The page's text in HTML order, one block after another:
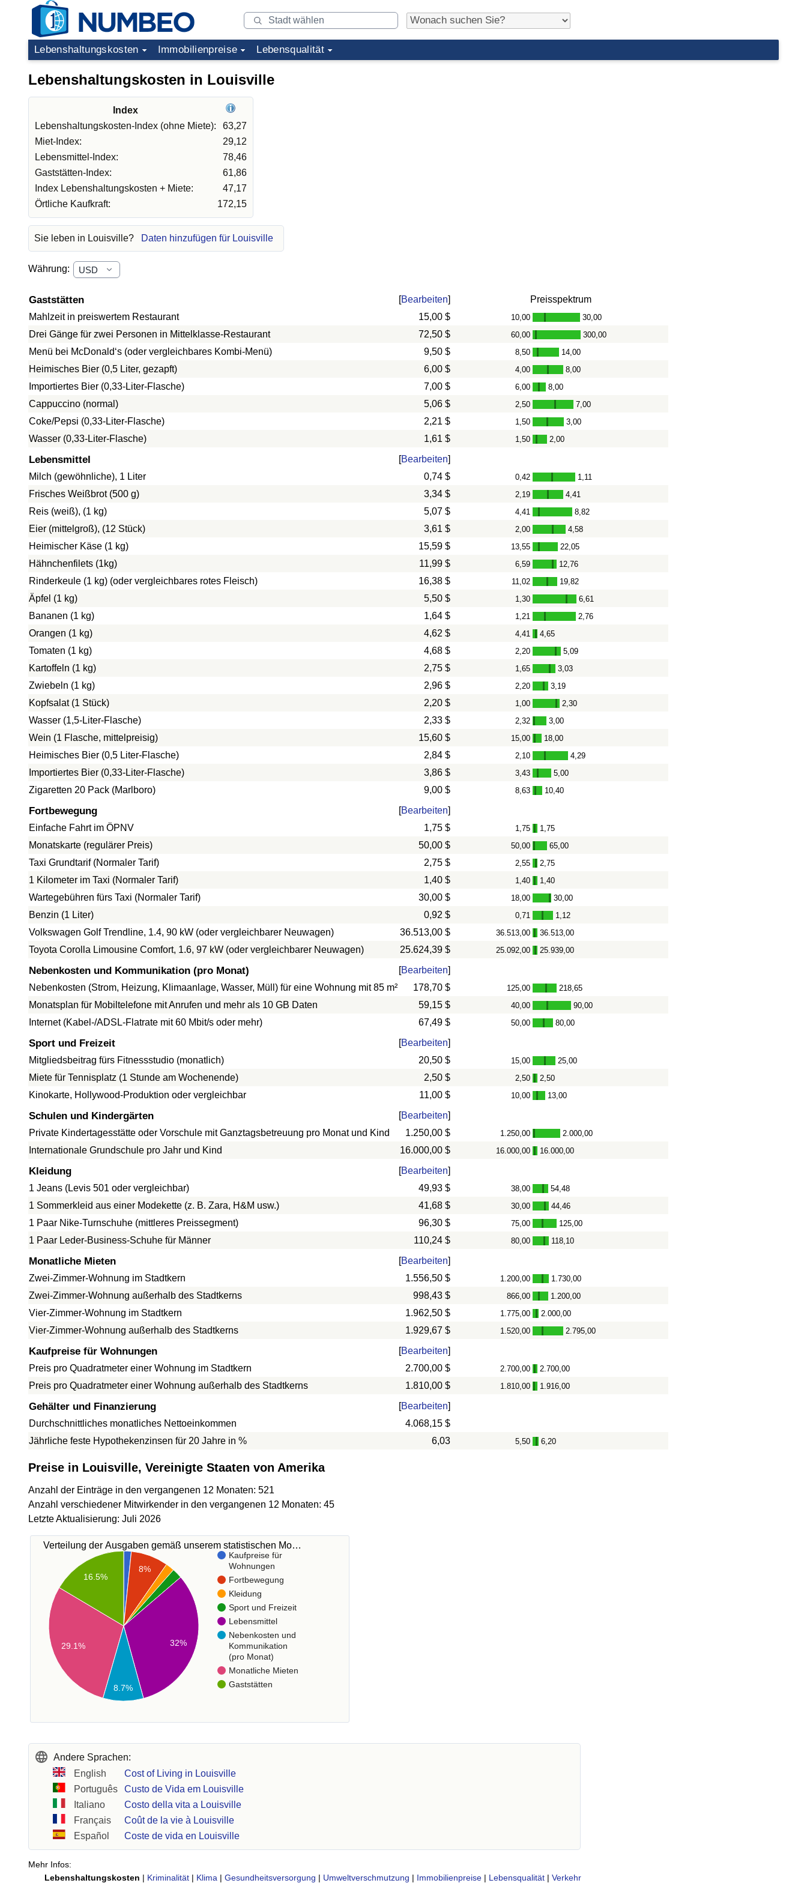
Lebenshaltungskosten Immobilienpreise Lebensqualität
Lebenshaltungskosten in Louisville
Index
Lebenshaltungskosten-Index (ohne Miete):
63,27
Miet-Index:
29,12
Lebensmittel-Index:
78,46
Gaststätten-Index:
61,86
Index Lebenshaltungskosten + Miete:
47,17
Örtliche Kaufkraft:
172,15
Sie leben in Louisville? Daten hinzufügen für Louisville
Währung:
Gaststätten [Bearbeiten]
Preisspektrum
Mahlzeit in preiswertem Restaurant
15,00 $ 10,00 - 30,00
Drei Gänge für zwei Personen in Mittelklasse-Restaurant 72,50 $ 60,00 - 300,00
Menü bei McDonald‘s (oder vergleichbares Kombi-Menü) 9,50 $ 8,50 - 14,00
Heimisches Bier (0,5 Liter, gezapft) 6,00 $ 4,00 - 8,00
Importiertes Bier (0,33-Liter-Flasche) 7,00 $ 6,00 - 8,00
Cappuccino (normal) 5,06 $ 2,50 - 7,00
Coke/Pepsi (0,33-Liter-Flasche) 2,21 $ 1,50 - 3,00
Wasser (0,33-Liter-Flasche) 1,61 $ 1,50 - 2,00
Lebensmittel [Bearbeiten]
Milch (gewöhnliche), 1 Liter
0,74 $ 0,42 - 1,11
Frisches Weißbrot (500 g) 3,34 $ 2,19 - 4,41
Reis (weiß), (1 kg) 5,07 $ 4,41 - 8,82
Eier (mittelgroß), (12 Stück) 3,61 $ 2,00 - 4,58
Heimischer Käse (1 kg) 15,59 $ 13,55 - 22,05
Hähnchenfilets (1kg) 11,99 $ 6,59 - 12,76
Rinderkeule (1 kg) (oder vergleichbares rotes Fleisch) 16,38 $ 11,02 - 19,82
Äpfel (1 kg) 5,50 $ 1,30 - 6,61
Bananen (1 kg) 1,64 $ 1,21 - 2,76
Orangen (1 kg) 4,62 $ 4,41 - 4,65
Tomaten (1 kg) 4,68 $ 2,20 - 5,09
Kartoffeln (1 kg) 2,75 $ 1,65 - 3,03
Zwiebeln (1 kg) 2,96 $ 2,20 - 3,19
Kopfsalat (1 Stück) 2,20 $ 1,00 - 2,30
Wasser (1,5-Liter-Flasche) 2,33 $ 2,32 - 3,00
Wein (1 Flasche, mittelpreisig) 15,60 $ 15,00 - 18,00
Heimisches Bier (0,5 Liter-Flasche) 2,84 $ 2,10 - 4,29
Importiertes Bier (0,33-Liter-Flasche) 3,86 $ 3,43 - 5,00
Zigaretten 20 Pack (Marlboro) 9,00 $ 8,63 - 10,40
Fortbewegung [Bearbeiten]
Einfache Fahrt im ÖPNV
1,75 $ 1,75 - 1,75
Monatskarte (regulärer Preis) 50,00 $ 50,00 - 65,00
Taxi Grundtarif (Normaler Tarif) 2,75 $ 2,55 - 2,75
1 Kilometer im Taxi (Normaler Tarif) 1,40 $ 1,40 - 1,40
Wartegebühren fürs Taxi (Normaler Tarif) 30,00 $ 18,00 - 30,00
Benzin (1 Liter) 0,92 $ 0,71 - 1,12
Volkswagen Golf Trendline, 1.4, 90 kW (oder vergleichbarer Neuwagen) 36.513,00 $ 36.513,00 - 36.513,00
Toyota Corolla Limousine Comfort, 1.6, 97 kW (oder vergleichbarer Neuwagen) 25.624,39 $ 25.092,00 - 25.939,00
Nebenkosten und Kommunikation (pro Monat) [Bearbeiten]
Nebenkosten (Strom, Heizung, Klimaanlage, Wasser, Müll) für eine Wohnung mit 85 m²
178,70 $ 125,00 - 218,65
Monatsplan für Mobiltelefone mit Anrufen und mehr als 10 GB Daten 59,15 $ 40,00 - 90,00
Internet (Kabel-/ADSL-Flatrate mit 60 Mbit/s oder mehr) 67,49 $ 50,00 - 80,00
Sport und Freizeit [Bearbeiten]
Mitgliedsbeitrag fürs Fitnessstudio (monatlich)
20,50 $ 15,00 - 25,00
Miete für Tennisplatz (1 Stunde am Wochenende) 2,50 $ 2,50 - 2,50
Kinokarte, Hollywood-Produktion oder vergleichbar 11,00 $ 10,00 - 13,00
Schulen und Kindergärten [Bearbeiten]
Private Kindertagesstätte oder Vorschule mit Ganztagsbetreuung pro Monat und Kind
1.250,00 $ 1.250,00 - 2.000,00
Internationale Grundschule pro Jahr und Kind 16.000,00 $ 16.000,00 - 16.000,00
Kleidung [Bearbeiten]
1 Jeans (Levis 501 oder vergleichbar)
49,93 $ 38,00 - 54,48
1 Sommerkleid aus einer Modekette (z. B. Zara, H&M usw.) 41,68 $ 30,00 - 44,46
1 Paar Nike-Turnschuhe (mittleres Preissegment) 96,30 $ 75,00 - 125,00
1 Paar Leder-Business-Schuhe für Männer 110,24 $ 80,00 - 118,10
Monatliche Mieten [Bearbeiten]
Zwei-Zimmer-Wohnung im Stadtkern
1.556,50 $ 1.200,00 - 1.730,00
Zwei-Zimmer-Wohnung außerhalb des Stadtkerns 998,43 $ 866,00 - 1.200,00
Vier-Zimmer-Wohnung im Stadtkern 1.962,50 $ 1.775,00 - 2.000,00
Vier-Zimmer-Wohnung außerhalb des Stadtkerns 1.929,67 $ 1.520,00 - 2.795,00
Kaufpreise für Wohnungen [Bearbeiten]
Preis pro Quadratmeter einer Wohnung im Stadtkern
2.700,00 $ 2.700,00 - 2.700,00
Preis pro Quadratmeter einer Wohnung außerhalb des Stadtkerns 1.810,00 $ 1.810,00 - 1.916,00
Gehälter und Finanzierung [Bearbeiten]
Durchschnittliches monatliches Nettoeinkommen
4.068,15 $
Jährliche feste Hypothekenzinsen für 20 Jahre in %
6,03 5,50 - 6,20
Preise in Louisville, Vereinigte Staaten von Amerika
Anzahl der Einträge in den vergangenen 12 Monaten: 521
Anzahl verschiedener Mitwirkender in den vergangenen 12 Monaten: 45
Letzte Aktualisierung: Juli 2026
Verteilung der Ausgaben gemäß unserem statistischen Mo…
Kaufpreise für
Wohnungen
Fortbewegung
Kleidung
Sport und Freizeit
Lebensmittel
Nebenkosten und
Kommunikation
(pro Monat)
Monatliche Mieten
Gaststätten
8%
32%
16.5%
29.1%
8.7%
Andere Sprachen:
English
Cost of Living in Louisville
Português
Custo de Vida em Louisville
Italiano
Costo della vita a Louisville
Français
Coût de la vie à Louisville
Español
Coste de vida en Louisville
Mehr Infos:
Lebenshaltungskosten | Kriminalität | Klima | Gesundheitsversorgung | Umweltverschmutzung | Immobilienpreise | Lebensqualität | Verkehr